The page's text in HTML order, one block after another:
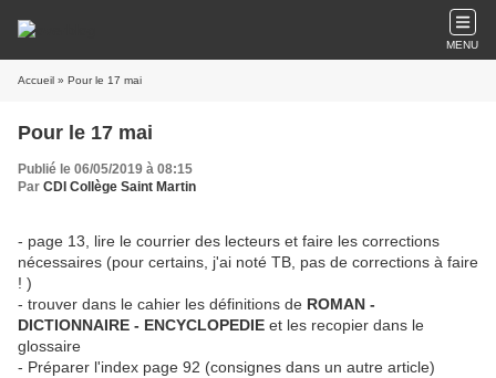
MENU
Accueil » Pour le 17 mai
Pour le 17 mai
Publié le 06/05/2019 à 08:15
Par CDI Collège Saint Martin
- page 13, lire le courrier des lecteurs et faire les corrections
nécessaires (pour certains, j'ai noté TB, pas de corrections à faire
! )
- trouver dans le cahier les définitions de ROMAN -
DICTIONNAIRE - ENCYCLOPEDIE et les recopier dans le
glossaire
- Préparer l'index page 92 (consignes dans un autre article)